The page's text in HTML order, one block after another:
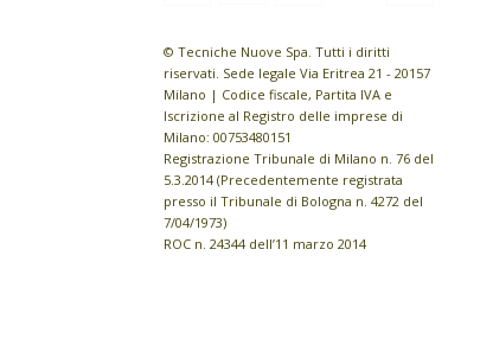
© Tecniche Nuove Spa. Tutti i diritti
riservati. Sede legale Via Eritrea 21 - 20157
Milano | Codice fiscale, Partita IVA e
Iscrizione al Registro delle imprese di
Milano: 00753480151
Registrazione Tribunale di Milano n. 76 del
5.3.2014 (Precedentemente registrata
presso il Tribunale di Bologna n. 4272 del
7/04/1973)
ROC n. 24344 dell’11 marzo 2014